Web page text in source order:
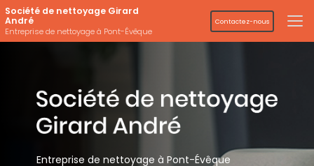
Aller
au
contenu
principal
Société de nettoyage Girard
André
Entreprise de nettoyage à Pont-Évêque
Contactez-nous
Entreprise de nettoyage à Pont-Évêque